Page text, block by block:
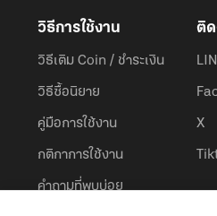
วิธีการใช้งาน
วิธีเติม Coin / ชำระเงิน
วิธีซื้อนิยาย
คู่มือการใช้งาน
กติกาการใช้งาน
คำถามที่พบบ่อย
ติด
X